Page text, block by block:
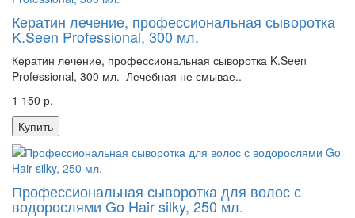
Кератин лечение, профессиональная сыворотка
K.Seen Professional, 300 мл.
Кератин лечение, профессиональная сыворотка K.Seen
Professional, 300 мл. Лечебная не смывае..
1 150 р.
Купить
Профессиональная сыворотка для волос с
водорослями Go Hair silky, 250 мл.